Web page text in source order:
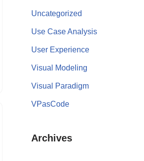
Uncategorized
Use Case Analysis
User Experience
Visual Modeling
Visual Paradigm
VPasCode
Archives